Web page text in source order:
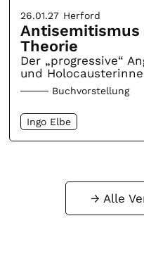
26.01.27 Herford
Theorie
Der „progressive“
und
Buchvorstellung
Ingo Elbe
Alle